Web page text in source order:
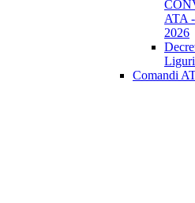
ATA
2026
Comandi